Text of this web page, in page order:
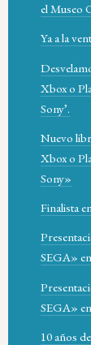
el Museo
Ya a la
Xbox o
Sony’.
Nuevo
Xbox o
Sony»
Finalista
SEGA»
SEGA»
10 años